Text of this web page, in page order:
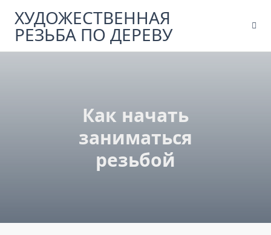
content
ХУДОЖЕСТВЕННАЯ
РЕЗЬБА ПО ДЕРЕВУ
Как начать
заниматься
резьбой